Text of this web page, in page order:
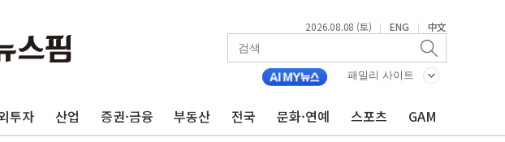
2026.08.08 (토) | ENG | 中文
패밀리 사이트
투자 산업 증권·금융 부동산 전국 문화·연예 스포츠 GAM
주당 스스로 원칙 뒤집는 것"